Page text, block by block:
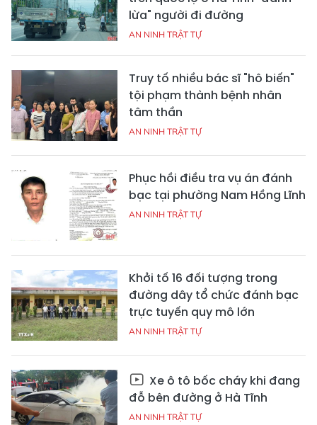
lừa" người đi đường
AN NINH TRẬT TỰ
Truy tố nhiều bác sĩ "hô biến"
tội phạm thành bệnh nhân
tâm thần
AN NINH TRẬT TỰ
Phục hồi điều tra vụ án đánh
bạc tại phường Nam Hồng Lĩnh
AN NINH TRẬT TỰ
Khởi tố 16 đối tượng trong
đường dây tổ chức đánh bạc
trực tuyến quy mô lớn
AN NINH TRẬT TỰ
Xe ô tô bốc cháy khi đang
đỗ bên đường ở Hà Tĩnh
AN NINH TRẬT TỰ